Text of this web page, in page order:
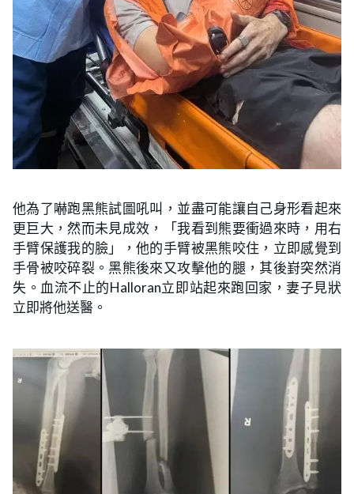
他為了嚇跑黑熊試圖吼叫，並盡可能讓自己身形看起來
更巨大，然而未見成效，「我看到熊要衝過來時，用右
手臂保護我的臉」，他的手臂被黑熊咬住，立即感覺到
手骨被咬碎裂。黑熊後來又攻擊他的腿，其後崶突然消
失。血流不止的Halloran立即站起來跑回家，妻子見狀
立即將他送醫。